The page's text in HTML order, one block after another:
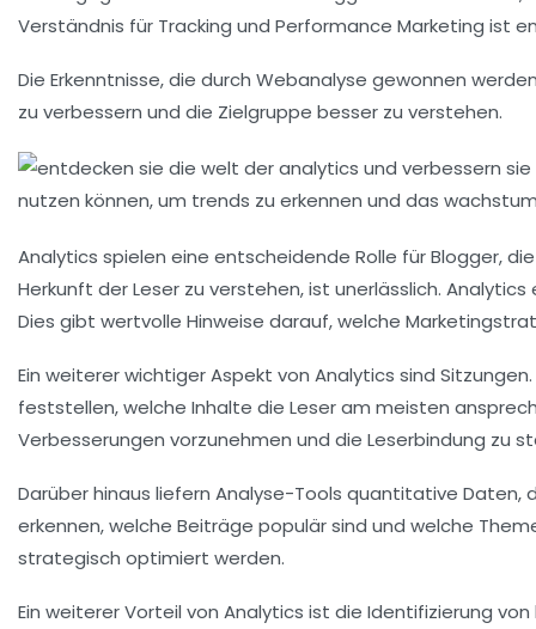
Verständnis für Tracking und Performance Marketing ist
Die Erkenntnisse, die durch Webanalyse gewonnen
zu verbessern und die Zielgruppe besser zu verstehen.
Analytics spielen eine entscheidende Rolle für Blogger,
Herkunft der Leser zu verstehen, ist unerlässlich.
Dies gibt wertvolle Hinweise darauf, welche
Ein weiterer wichtiger Aspekt von Analytics sind Sitzungen
feststellen, welche Inhalte die Leser am meisten
Verbesserungen vorzunehmen und die Leserbindung zu
Darüber hinaus liefern Analyse-Tools quantitative Daten,
erkennen, welche Beiträge populär sind und welche
strategisch optimiert werden.
Ein weiterer Vorteil von Analytics ist die Identifizierung von